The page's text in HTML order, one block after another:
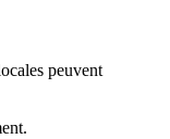
peuvent